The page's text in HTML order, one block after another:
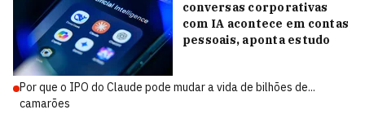
conversas corporativas
com IA acontece em contas
pessoais, aponta estudo
Por que o IPO do Claude pode mudar a vida de bilhões de...
camarões